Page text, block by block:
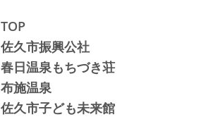
TOP
佐久市振興公社
春日温泉もちづき荘
布施温泉
佐久市子ども未来館